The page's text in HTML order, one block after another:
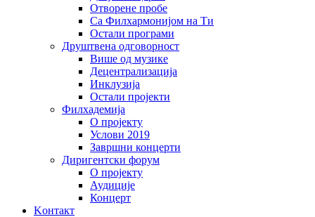
Отворене пробе
Са Филхармонијом на Ти
Остали програми
Друштвена одговорност
Више од музике
Децентрализација
Инклузија
Остали пројекти
Филхадемија
О пројекту
Услови 2019
Завршни концерти
Диригентски форум
О пројекту
Аудиције
Концерт
Kонтакт